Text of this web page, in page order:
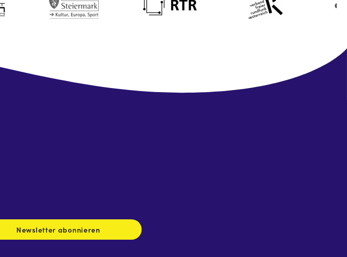
Newsletter abonnieren